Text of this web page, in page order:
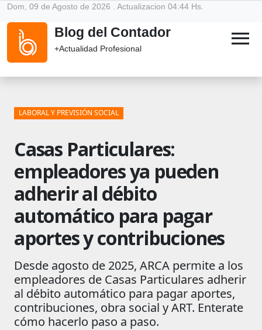
Dom, 09 de Agosto de 2026 . Actualizacion 04:44 Hs.
Blog del Contador
+Actualidad Profesional menu
LABORAL Y PREVISIÓN SOCIAL
Casas Particulares:
empleadores ya pueden
adherir al débito
automático para pagar
aportes y contribuciones
Desde agosto de 2025, ARCA permite a los
empleadores de Casas Particulares adherir
al débito automático para pagar aportes,
contribuciones, obra social y ART. Enterate
cómo hacerlo paso a paso.